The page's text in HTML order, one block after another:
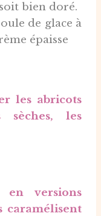
soit bien doré.
de glace à
épaisse
les abricots
sèches, les
en versions
caramélisent